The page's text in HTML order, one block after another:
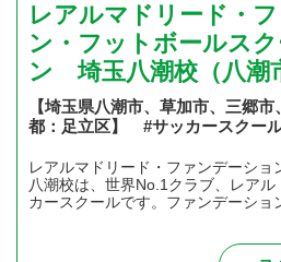
レアルマドリード・
ン・フットボールス
ン 埼玉八潮校（八潮
【埼玉県八潮市、草加市、三郷
都：足立区】 #サッカースクー
レアルマドリード・ファンデーショ
八潮校は、世界No.1クラブ、レア
カースクールです。ファンデーショ